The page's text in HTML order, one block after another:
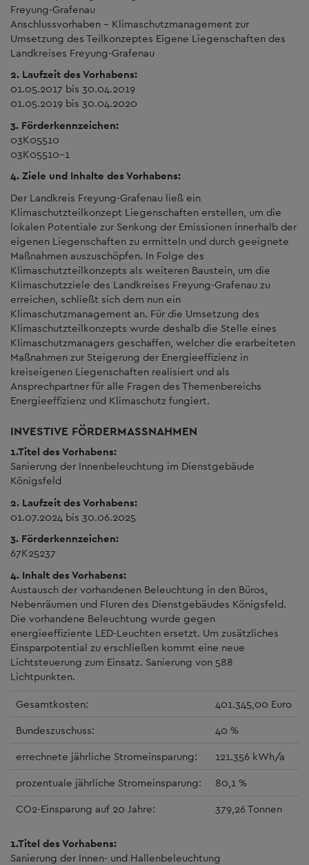
Freyung-Grafenau
Anschlussvorhaben - Klimaschutzmanagement zur
Umsetzung des Teilkonzeptes Eigene Liegenschaften des
Landkreises Freyung-Grafenau
2. Laufzeit des Vorhabens:
01.05.2017 bis 30.04.2019
01.05.2019 bis 30.04.2020
3. Förderkennzeichen:
03K05510
03K05510-1
4. Ziele und Inhalte des Vorhabens:
Der Landkreis Freyung-Grafenau ließ ein
Klimaschutzteilkonzept Liegenschaften erstellen, um die
lokalen Potentiale zur Senkung der Emissionen innerhalb der
eigenen Liegenschaften zu ermitteln und durch geeignete
Maßnahmen auszuschöpfen. In Folge des
Klimaschutzteilkonzepts als weiteren Baustein, um die
Klimaschutzziele des Landkreises Freyung-Grafenau zu
erreichen, schließt sich dem nun ein
Klimaschutzmanagement an. Für die Umsetzung des
Klimaschutzteilkonzepts wurde deshalb die Stelle eines
Klimaschutzmanagers geschaffen, welcher die erarbeiteten
Maßnahmen zur Steigerung der Energieeffizienz in
kreiseigenen Liegenschaften realisiert und als
Ansprechpartner für alle Fragen des Themenbereichs
Energieeffizienz und Klimaschutz fungiert.
INVESTIVE FÖRDERMASSNAHMEN
1.Titel des Vorhabens:
Sanierung der Innenbeleuchtung im Dienstgebäude
Königsfeld
2. Laufzeit des Vorhabens:
01.07.2024 bis 30.06.2025
3. Förderkennzeichen:
67K25237
4. Inhalt des Vorhabens:
Austausch der vorhandenen Beleuchtung in den Büros,
Nebenräumen und Fluren des Dienstgebäudes Königsfeld.
Die vorhandene Beleuchtung wurde gegen
energieeffiziente LED-Leuchten ersetzt. Um zusätzliches
Einsparpotential zu erschließen kommt eine neue
Lichtsteuerung zum Einsatz. Sanierung von 588
Lichtpunkten.
Gesamtkosten:
401.345,00 Euro
Bundeszuschuss:
40 %
errechnete jährliche Stromeinsparung:
121.356 kWh/a
prozentuale jährliche Stromeinsparung:
80,1 %
CO2-Einsparung auf 20 Jahre:
379,26 Tonnen
1.Titel des Vorhabens:
Sanierung der Innen- und Hallenbeleuchtung